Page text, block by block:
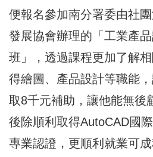
便報名參加南分署委由社
發展協會辦理的「工業產
班」，透過課程更加了解
得繪圖、產品設計等職能
取8千元補助，讓他能無後
後除順利取得AutoCAD國
專業認證，更順利就業可